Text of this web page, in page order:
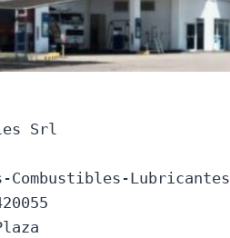
Srl
Combustibles-